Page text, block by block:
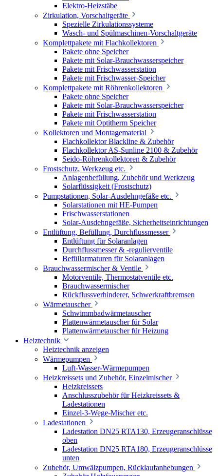
Elektro-Heizstäbe
Zirkulation, Vorschaltgeräte
Spezielle Zirkulationssysteme
Wasch- und Spülmaschinen-Vorschaltgeräte
Komplettpakete mit Flachkollektoren
Pakete ohne Speicher
Pakete mit Solar-Brauchwasserspeicher
Pakete mit Frischwasserstation
Pakete mit Frischwasser-Speicher
Komplettpakete mit Röhrenkollektoren
Pakete ohne Speicher
Pakete mit Solar-Brauchwasserspeicher
Pakete mit Frischwasserstation
Pakete mit Optitherm Speicher
Kollektoren und Montagematerial
Flachkollektor Blackline & Zubehör
Flachkollektor AS-Sunline 2100 & Zubehör
Seido-Röhrenkollektoren & Zubehör
Frostschutz, Werkzeug etc.
Anlagenbefüllung, Zubehör und Werkzeug
Solarflüssigkeit (Frostschutz)
Pumpstationen, Solar-Ausdehngefäße etc.
Solarstationen mit HE-Pumpen
Frischwasserstationen
Solar-Ausdehngefäße, Sicherheitseinrichtungen
Entlüftung, Befüllung, Durchflussmesser
Entlüftung für Solaranlagen
Durchflussmesser & -regulierventile
Befüllarmaturen für Solaranlagen
Brauchwassermischer & Ventile
Motorventile, Thermostatventile etc.
Brauchwassermischer
Rückflussverhinderer, Schwerkraftbremsen
Wärmetauscher
Schwimmbadwärmetauscher
Plattenwärmetauscher für Solar
Plattenwärmetauscher für Heizung
Heiztechnik
Heiztechnik anzeigen
Wärmepumpen
Luft-Wasser-Wärmepumpen
Heizkreissets und Zubehör, Einzelmischer
Heizkreissets
Anschlusszubehör für Heizkreissets &
Ladestationen
Einzel-3-Wege-Mischer etc.
Ladestationen
Ladestation DN25 RTA130, Erzeugeranschlüsse
oben
Ladestation DN25 RTA180, Erzeugeranschlüsse
unten
Zubehör, Umwälzpumpen, Rücklaufanhebungen